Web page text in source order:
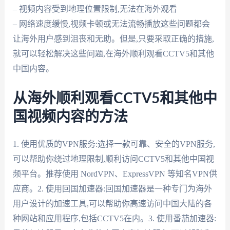
– 视频内容受到地理位置限制,无法在海外观看
– 网络速度缓慢,视频卡顿或无法流畅播放这些问题都会
让海外用户感到沮丧和无助。但是,只要采取正确的措施,
就可以轻松解决这些问题,在海外顺利观看CCTV5和其他
中国内容。
从海外顺利观看CCTV5和其他中
国视频内容的方法
1. 使用优质的VPN服务:选择一款可靠、安全的VPN服务,
可以帮助你绕过地理限制,顺利访问CCTV5和其他中国视
频平台。推荐使用 NordVPN、ExpressVPN 等知名VPN供
应商。2. 使用回国加速器:回国加速器是一种专门为海外
用户设计的加速工具,可以帮助你高速访问中国大陆的各
种网站和应用程序,包括CCTV5在内。3. 使用番茄加速器: